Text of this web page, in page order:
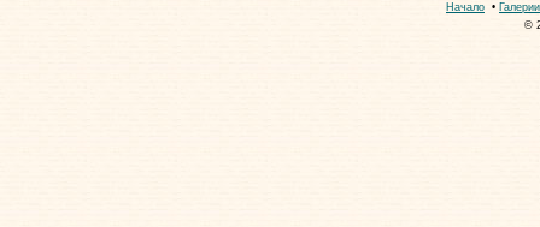
Начало • Галерии
©